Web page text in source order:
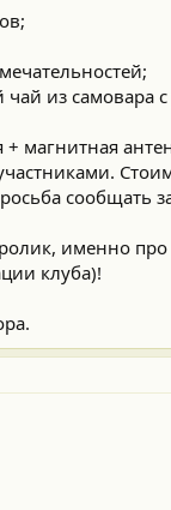
из самовара
+ магнитная
сообщать
именно
клуба)!